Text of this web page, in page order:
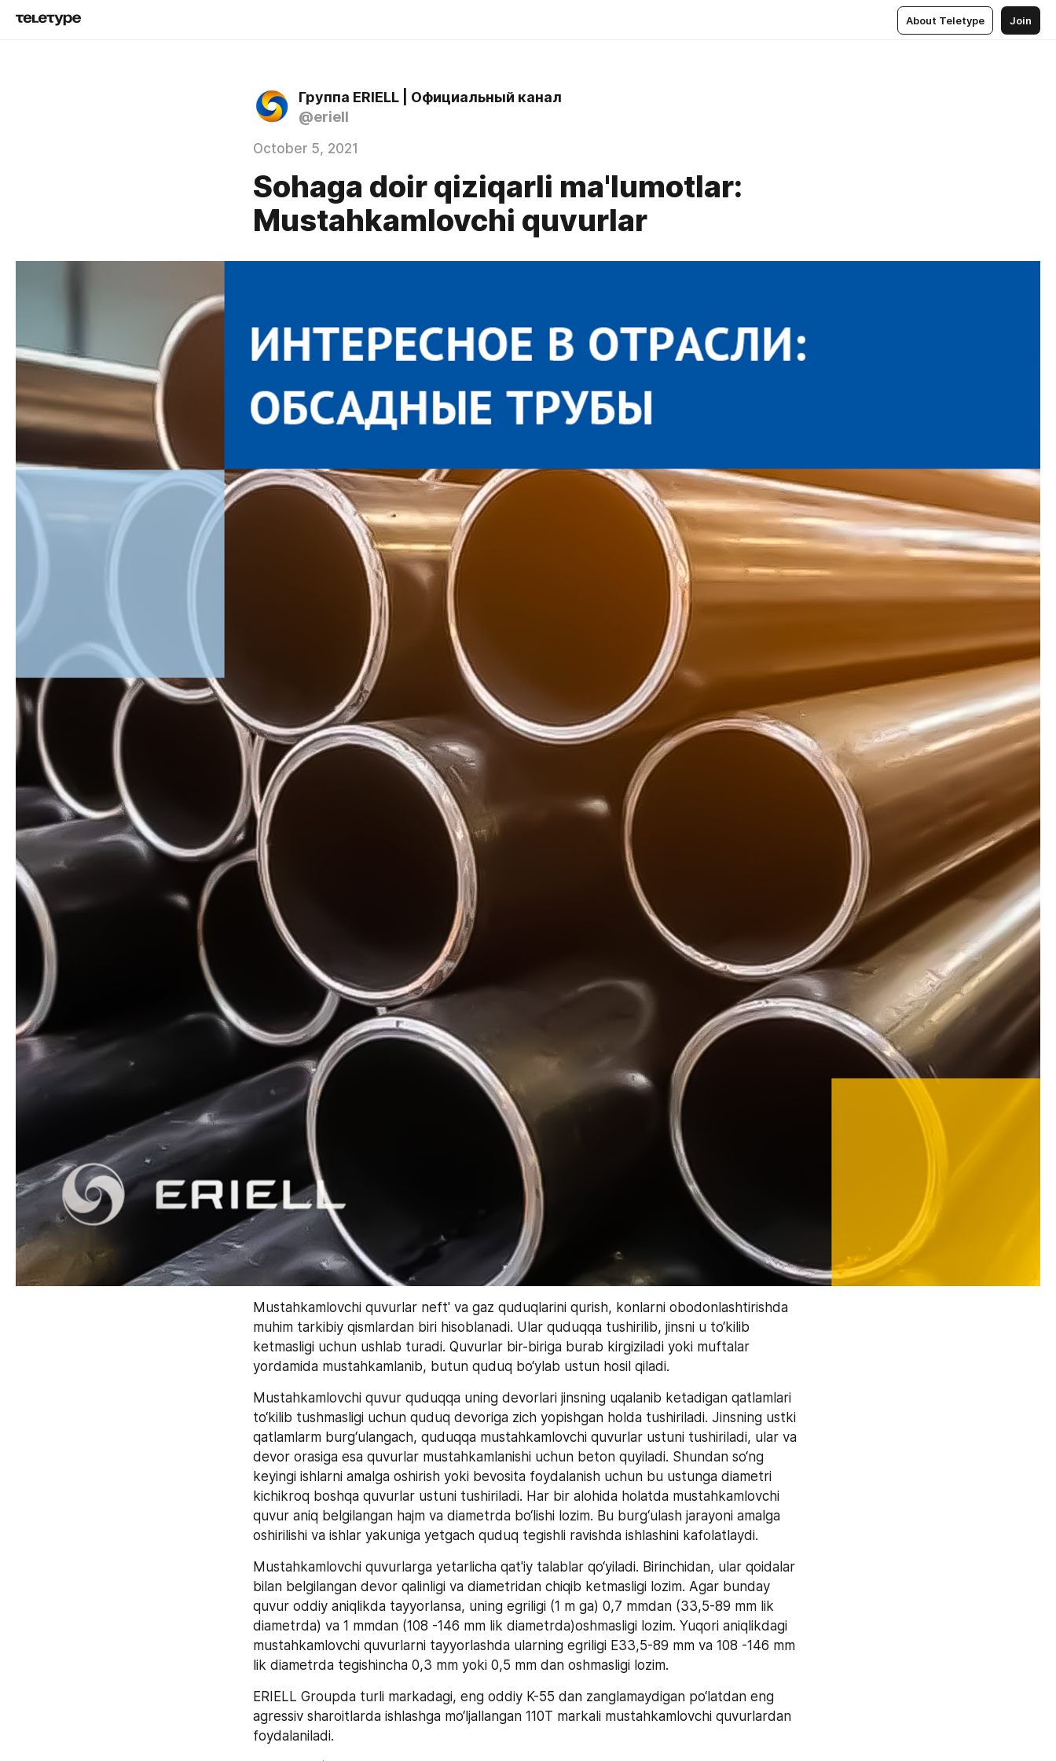
About Teletype Join
Группа ERIELL | Официальный канал
@eriell
October 5, 2021
Sohaga doir qiziqarli ma'lumotlar:
Mustahkamlovchi quvurlar
Mustahkamlovchi quvurlar neft' va gaz quduqlarini qurish, konlarni obodonlashtirishda
muhim tarkibiy qismlardan biri hisoblanadi. Ular quduqqa tushirilib, jinsni u to‘kilib
ketmasligi uchun ushlab turadi. Quvurlar bir-biriga burab kirgiziladi yoki muftalar
yordamida mustahkamlanib, butun quduq bo‘ylab ustun hosil qiladi.
Mustahkamlovchi quvur quduqqa uning devorlari jinsning uqalanib ketadigan qatlamlari
to‘kilib tushmasligi uchun quduq devoriga zich yopishgan holda tushiriladi. Jinsning ustki
qatlamlarm burg‘ulangach, quduqqa mustahkamlovchi quvurlar ustuni tushiriladi, ular va
devor orasiga esa quvurlar mustahkamlanishi uchun beton quyiladi. Shundan so‘ng
keyingi ishlarni amalga oshirish yoki bevosita foydalanish uchun bu ustunga diametri
kichikroq boshqa quvurlar ustuni tushiriladi. Har bir alohida holatda mustahkamlovchi
quvur aniq belgilangan hajm va diametrda bo‘lishi lozim. Bu burg‘ulash jarayoni amalga
oshirilishi va ishlar yakuniga yetgach quduq tegishli ravishda ishlashini kafolatlaydi.
Mustahkamlovchi quvurlarga yetarlicha qat'iy talablar qo‘yiladi. Birinchidan, ular qoidalar
bilan belgilangan devor qalinligi va diametridan chiqib ketmasligi lozim. Agar bunday
quvur oddiy aniqlikda tayyorlansa, uning egriligi (1 m ga) 0,7 mmdan (33,5-89 mm lik
diametrda) va 1 mmdan (108 -146 mm lik diametrda)oshmasligi lozim. Yuqori aniqlikdagi
mustahkamlovchi quvurlarni tayyorlashda ularning egriligi E33,5-89 mm va 108 -146 mm
lik diametrda tegishincha 0,3 mm yoki 0,5 mm dan oshmasligi lozim.
ERIELL Groupda turli markadagi, eng oddiy K-55 dan zanglamaydigan po‘latdan eng
agressiv sharoitlarda ishlashga mo‘ljallangan 110T markali mustahkamlovchi quvurlardan
foydalaniladi.